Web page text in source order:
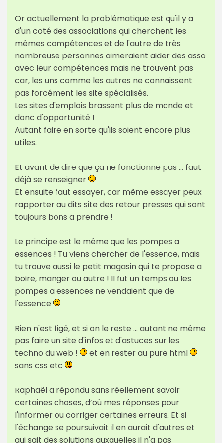
Or actuellement la problématique est qu'il y a
d'un coté des associations qui cherchent les
mêmes compétences et de l'autre de très
nombreuse personnes aimeraient aider des asso
avec leur compétences mais ne trouvent pas
car, les uns comme les autres ne connaissent
pas forcément les site spécialisés.
Les sites d'emplois brassent plus de monde et
donc d'opportunité !
Autant faire en sorte qu'ils soient encore plus
utiles.
Et avant de dire que ça ne fonctionne pas ... faut
déjà se renseigner
Et ensuite faut essayer, car même essayer peux
rapporter au dits site des retour presses qui sont
toujours bons a prendre !
Le principe est le même que les pompes a
essences ! Tu viens chercher de l'essence, mais
tu trouve aussi le petit magasin qui te propose a
boire, manger ou autre ! Il fut un temps ou les
pompes a essences ne vendaient que de
l'essence
Rien n'est figé, et si on le reste ... autant ne même
pas faire un site d'infos et d'astuces sur les
techno du web !
et en rester au pure html
sans css etc
Raphaël a répondu sans réellement savoir
certaines choses, d’où mes réponses pour
l'informer ou corriger certaines erreurs. Et si
l'échange se poursuivait il en aurait d'autres et
qui sait des solutions auxquelles il n'a pas